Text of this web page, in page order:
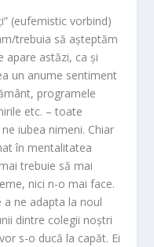
(eufemistic vorbind)
trebuia să așteptăm
apare astăzi, ca și
un anume sentiment
programele
etc. – toate
iubea nimeni. Chiar
în mentalitatea
trebuie să mai
nici n-o mai face.
ne adapta la noul
dintre colegii noștri
s-o ducă la capăt. Ei